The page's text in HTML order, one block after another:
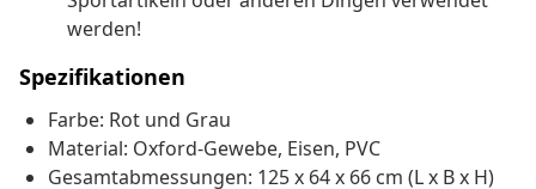
werden!
Spezifikationen
Farbe: Rot und Grau
Material: Oxford-Gewebe, Eisen, PVC
Gesamtabmessungen: 125 x 64 x 66 cm (L x B x H)